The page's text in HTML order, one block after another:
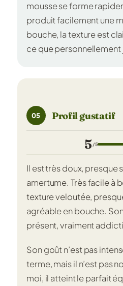
mousse se forme
produit facilement une
bouche, la texture est
ce que personnellement
05 Profil gustatif
5 /5
Il est très doux, presque
amertume. Très facile à
texture veloutée,
agréable en bouche.
présent, vraiment
Son goût n’est pas
terme, mais il n’est pas
moi, il atteint le parfait